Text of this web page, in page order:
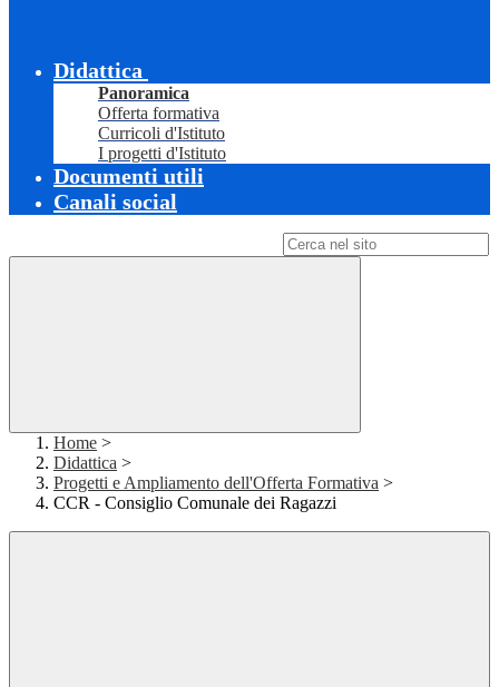
Didattica
Panoramica
Offerta formativa
Curricoli d'Istituto
I progetti d'Istituto
Documenti utili
Canali social
Home >
Didattica >
Progetti e Ampliamento dell'Offerta Formativa >
CCR - Consiglio Comunale dei Ragazzi